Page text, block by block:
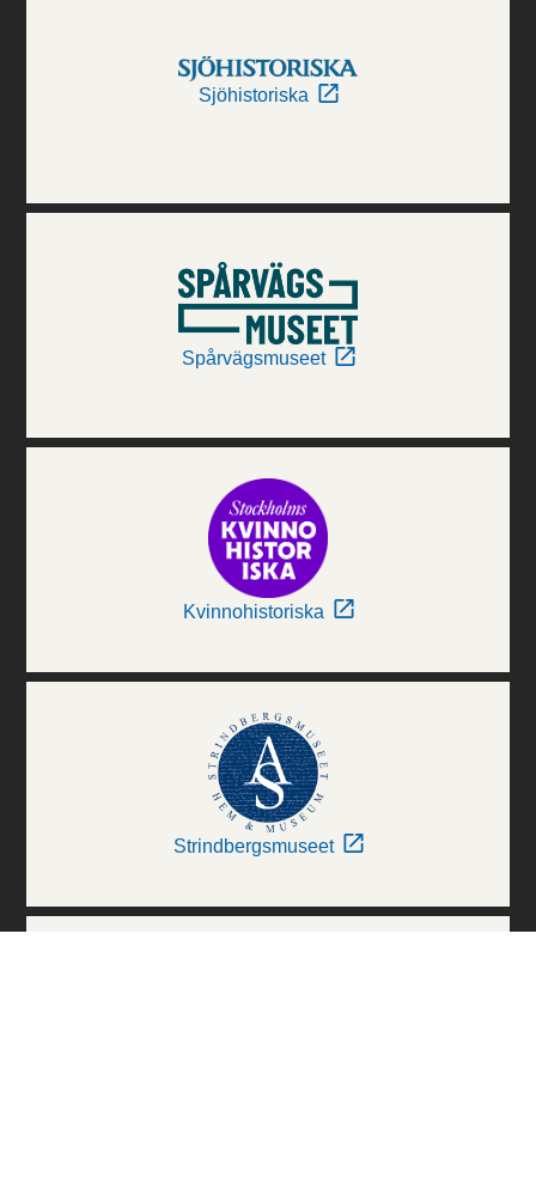
Sjöhistoriska
Spårvägsmuseet
Kvinnohistoriska
Strindbergsmuseet